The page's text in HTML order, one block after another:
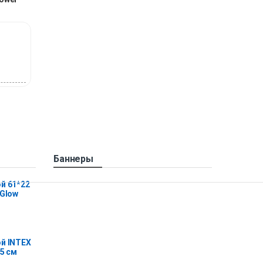
61*22
INTEX
см
Баннеры